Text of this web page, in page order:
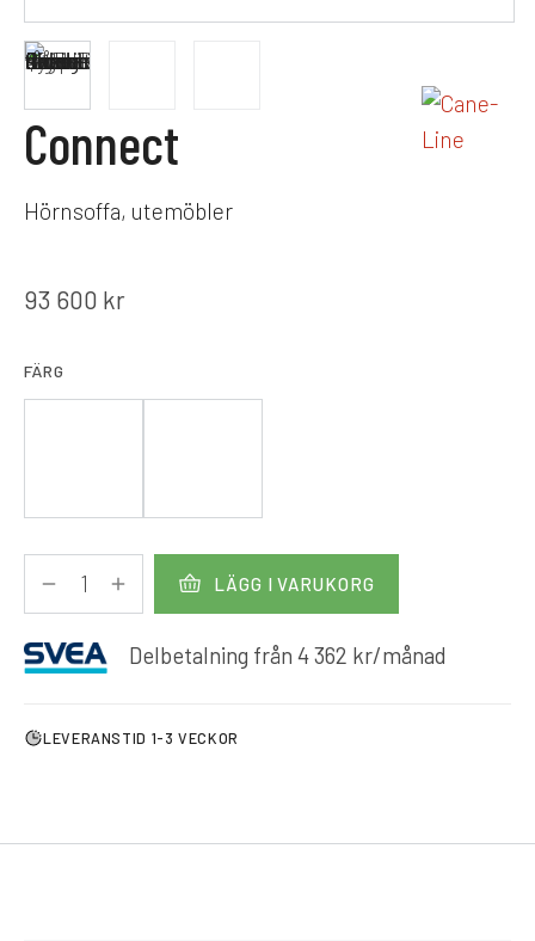
Connect
Hörnsoffa, utemöbler
93 600 kr
FÄRG
LÄGG I VARUKORG
Delbetalning från 4 362 kr/månad
LEVERANSTID 1-3 VECKOR